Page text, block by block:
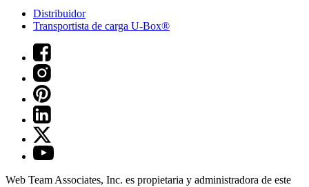
Distribuidor
Transportista de carga U-Box®
Web Team Associates, Inc. es propietaria y administradora de este